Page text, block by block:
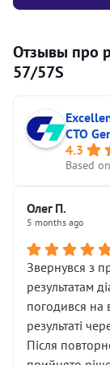
Отзывы про
57/57S
СТО
4.3
Based
Олег П.
5 months ago
Звернувся з
результатам
погодився на
результаті
Після